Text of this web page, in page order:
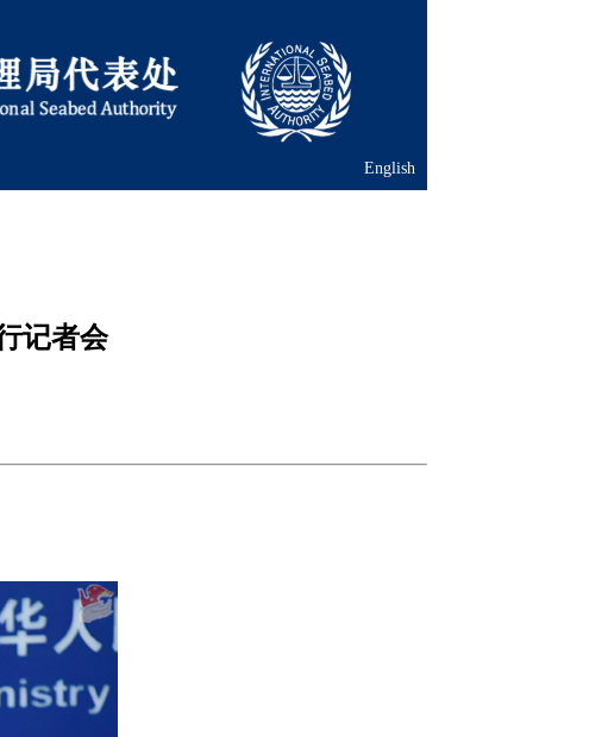
English
记者会